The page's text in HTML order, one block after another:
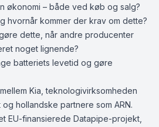
økonomi – både ved køb og salg?
hvornår kommer der krav om dette?
dette, når andre producenter
noget lignende?
batteriets levetid og gøre
Kia, teknologivirksomheden
hollandske partnere som ARN.
EU-finansierede Datapipe-projekt,